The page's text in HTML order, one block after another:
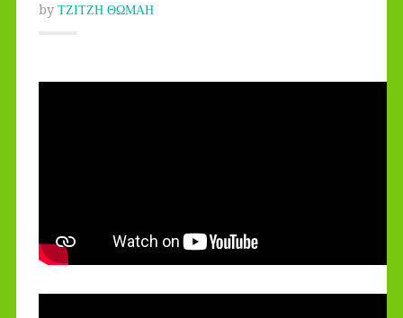
by ΤΖΙΤΖΗ ΘΩΜΑΗ